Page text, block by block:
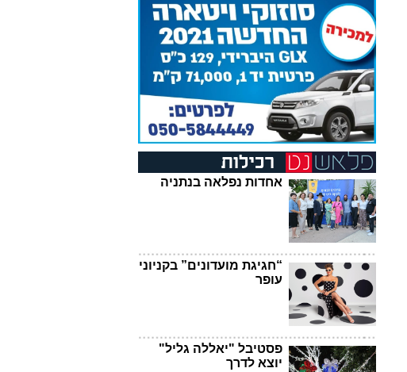
אחדות נפלאה בנתניה
“חגיגת מועדונים” בקניוני
עופר
פסטיבל "יאללה גליל"
יוצא לדרך